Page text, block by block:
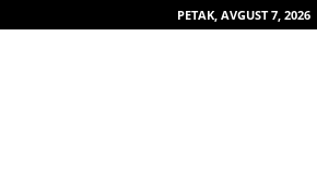
PETAK, AVGUST 7, 2026